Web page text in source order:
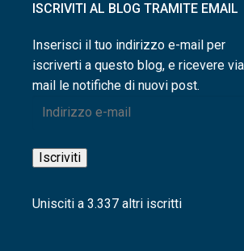
ISCRIVITI AL BLOG TRAMITE EMAIL
Inserisci il tuo indirizzo e-mail per
iscriverti a questo blog, e ricevere
mail le notifiche di nuovi post.
Indirizzo
mail
Iscriviti
Unisciti a 3.337 altri iscritti